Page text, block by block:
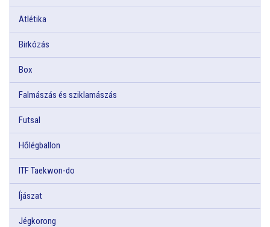
Atlétika
Birkózás
Box
Falmászás és sziklamászás
Futsal
Hőlégballon
ITF Taekwon-do
Íjászat
Jégkorong